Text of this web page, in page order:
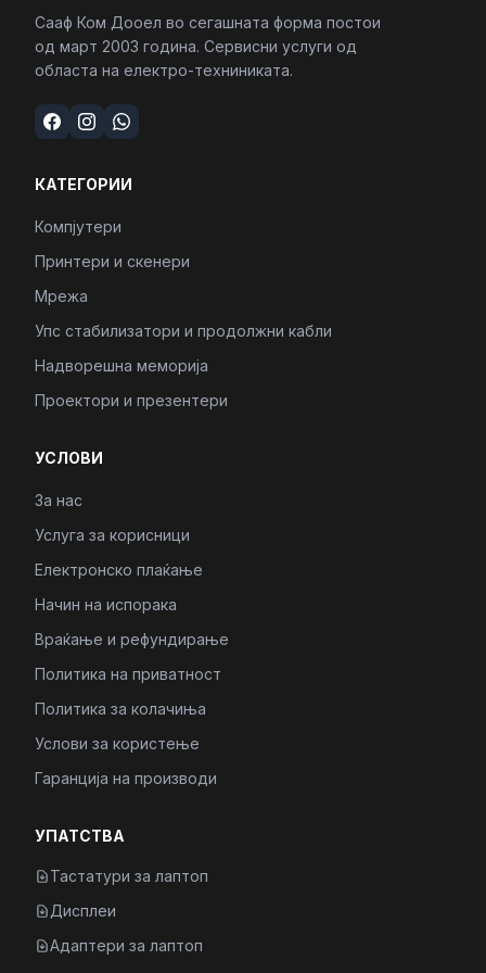
Сааф Ком Дооел во сегашната форма постои
од март 2003 година. Сервисни услуги од
областа на електро-техниниката.
КАТЕГОРИИ
Компјутери
Принтери и скенери
Мрежа
Упс стабилизатори и продолжни кабли
Надворешна меморија
Проектори и презентери
УСЛОВИ
За нас
Услуга за корисници
Електронско плаќање
Начин на испорака
Враќање и рефундирање
Политика на приватност
Политика за колачиња
Услови за користење
Гаранција на производи
УПАТСТВА
Тастатури за лаптоп
Дисплеи
Адаптери за лаптоп